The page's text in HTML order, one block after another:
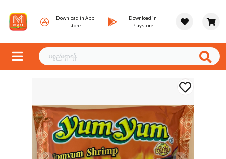
Download in App
store
Download in
Playstore